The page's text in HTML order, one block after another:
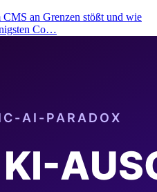
an Grenzen stößt und wie
Co…